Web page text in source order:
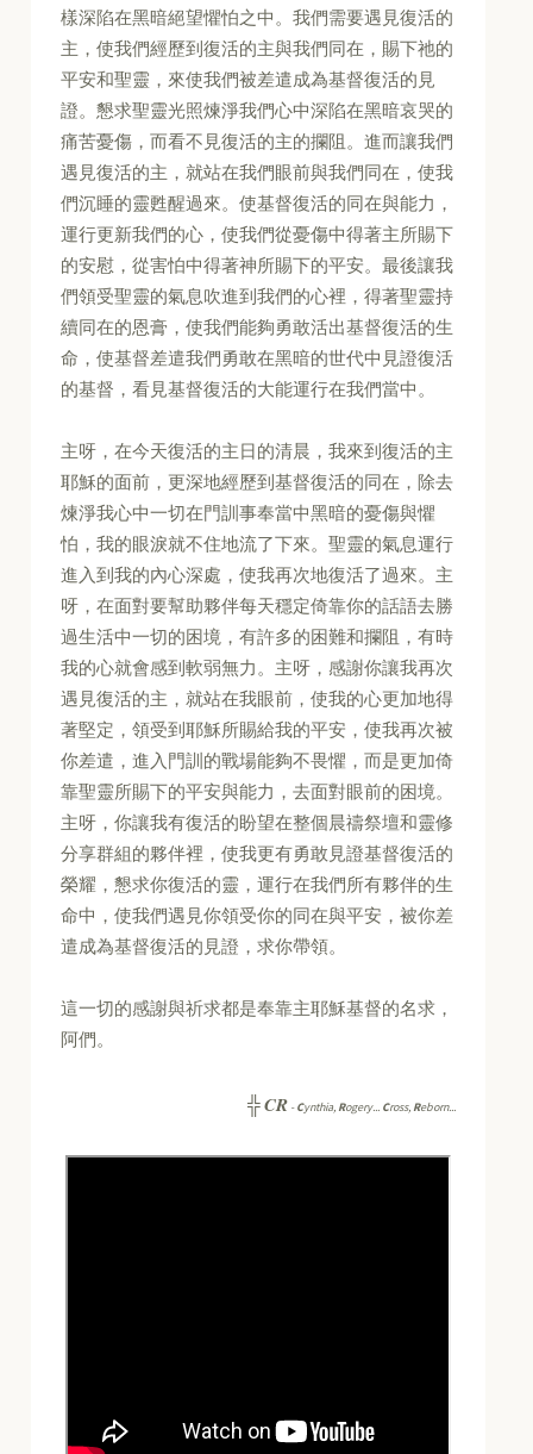
樣深陷在黑暗絕望懼怕之中。我們需要遇見復活的
主，使我們經歷到復活的主與我們同在，賜下祂的
平安和聖靈，來使我們被差遣成為基督復活的見
證。懇求聖靈光照煉淨我們心中深陷在黑暗哀哭的
痛苦憂傷，而看不見復活的主的攔阻。進而讓我們
遇見復活的主，就站在我們眼前與我們同在，使我
們沉睡的靈甦醒過來。使基督復活的同在與能力，
運行更新我們的心，使我們從憂傷中得著主所賜下
的安慰，從害怕中得著神所賜下的平安。最後讓我
們領受聖靈的氣息吹進到我們的心裡，得著聖靈持
續同在的恩膏，使我們能夠勇敢活出基督復活的生
命，使基督差遣我們勇敢在黑暗的世代中見證復活
的基督，看見基督復活的大能運行在我們當中。
主呀，在今天復活的主日的清晨，我來到復活的主
耶穌的面前，更深地經歷到基督復活的同在，除去
煉淨我心中一切在門訓事奉當中黑暗的憂傷與懼
怕，我的眼淚就不住地流了下來。聖靈的氣息運行
進入到我的內心深處，使我再次地復活了過來。主
呀，在面對要幫助夥伴每天穩定倚靠你的話語去勝
過生活中一切的困境，有許多的困難和攔阻，有時
我的心就會感到軟弱無力。主呀，感謝你讓我再次
遇見復活的主，就站在我眼前，使我的心更加地得
著堅定，領受到耶穌所賜給我的平安，使我再次被
你差遣，進入門訓的戰場能夠不畏懼，而是更加倚
靠聖靈所賜下的平安與能力，去面對眼前的困境。
主呀，你讓我有復活的盼望在整個晨禱祭壇和靈修
分享群組的夥伴裡，使我更有勇敢見證基督復活的
榮耀，懇求你復活的靈，運行在我們所有夥伴的生
命中，使我們遇見你領受你的同在與平安，被你差
遣成為基督復活的見證，求你帶領。
這一切的感謝與祈求都是奉靠主耶穌基督的名求，
阿們。
╬CR -Cynthia, Rogery... Cross, Reborn...